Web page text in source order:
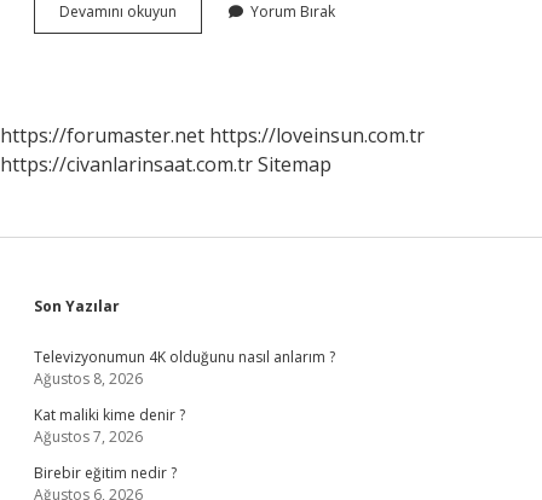
Devamını okuyun
Krizi
Yorum Bırak
https://forumaster.net https://loveinsun.com.tr
https://civanlarinsaat.com.trSitemap
Sidebar
Son Yazılar
Televizyonumun 4K olduğunu nasıl anlarım ?
Ağustos 8, 2026
Kat maliki kime denir ?
Ağustos 7, 2026
Birebir eğitim nedir ?
Ağustos 6, 2026